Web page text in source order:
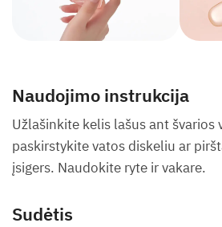
Naudojimo instrukcija
Užlašinkite kelis lašus ant švarios
paskirstykite vatos diskeliu ar
įsigers. Naudokite ryte ir vakare.
Sudėtis